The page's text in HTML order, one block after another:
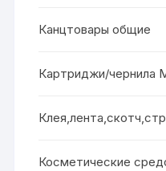
Канцтовары общие
Картриджи/чернила
Косметические